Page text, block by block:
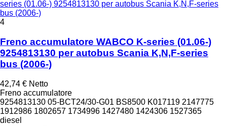
series (01.06-) 9254813130 per autobus Scania K,N,F-series
bus (2006-)
4
Freno accumulatore WABCO K-series (01.06-)
9254813130 per autobus Scania K,N,F-series
bus (2006-)
42,74 € Netto
Freno accumulatore
9254813130 05-BCT24/30-G01 BS8500 K017119 2147775
1912986 1802657 1734996 1427480 1424306 1527365
diesel